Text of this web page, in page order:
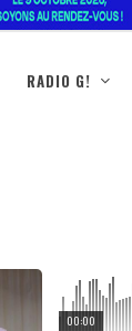
RADIO G!
00:00